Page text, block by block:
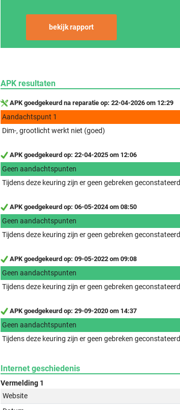
bekijk rapport
APK resultaten
APK goedgekeurd na reparatie op: 22-04-2026 om 12:29
Aandachtspunt 1
Dim-, grootlicht werkt niet (goed)
APK goedgekeurd op: 22-04-2025 om 12:06
Geen aandachtspunten
Tijdens deze keuring zijn er geen gebreken geconstateerd
APK goedgekeurd op: 06-05-2024 om 08:50
Geen aandachtspunten
Tijdens deze keuring zijn er geen gebreken geconstateerd
APK goedgekeurd op: 09-05-2022 om 09:08
Geen aandachtspunten
Tijdens deze keuring zijn er geen gebreken geconstateerd
APK goedgekeurd op: 29-09-2020 om 14:37
Geen aandachtspunten
Tijdens deze keuring zijn er geen gebreken geconstateerd
Internet geschiedenis
Vermelding 1
Website